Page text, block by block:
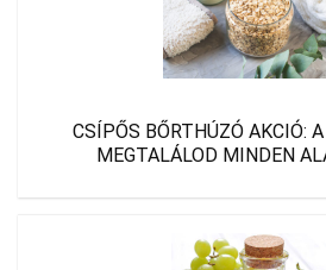
CSÍPŐS BŐRTHÚZÓ AKCIÓ:
MEGTALÁLOD MINDEN